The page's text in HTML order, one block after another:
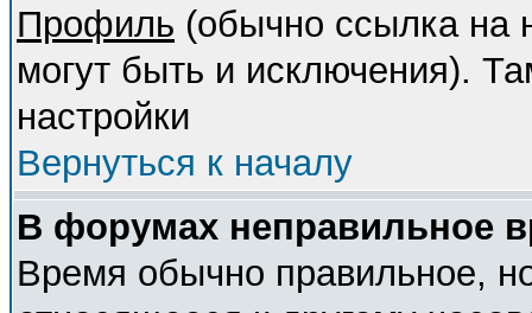
Профиль (обычно ссылка на
могут быть и исключения).
настройки
Вернуться к началу
В форумах неправильное
Время обычно правильное,